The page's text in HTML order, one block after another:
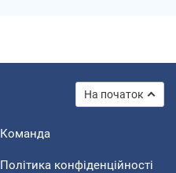
На початок
Команда
Політика конфіденційності